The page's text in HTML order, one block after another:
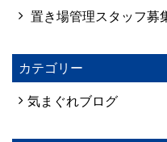
置き場管理スタッフ募
カテゴリー
気まぐれブログ